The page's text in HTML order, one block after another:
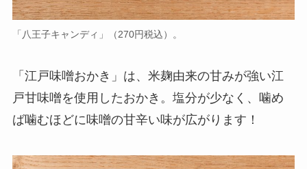
「八王子キャンディ」（270円税込）。
「江戸味噌おかき」は、米麹由来の甘みが強い江
戸甘味噌を使用したおかき。塩分が少なく、噛め
ば噛むほどに味噌の甘辛い味が広がります！